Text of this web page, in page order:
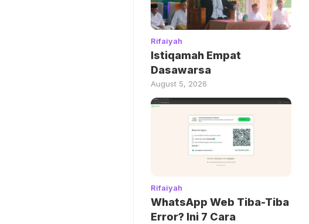
Rifaiyah
Istiqamah Empat
Dasawarsa
August 5, 2026
Rifaiyah
WhatsApp Web Tiba-Tiba
Error? Ini 7 Cara